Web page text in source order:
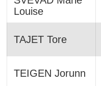
Louise
TAJET Tore
TEIGEN Jorunn